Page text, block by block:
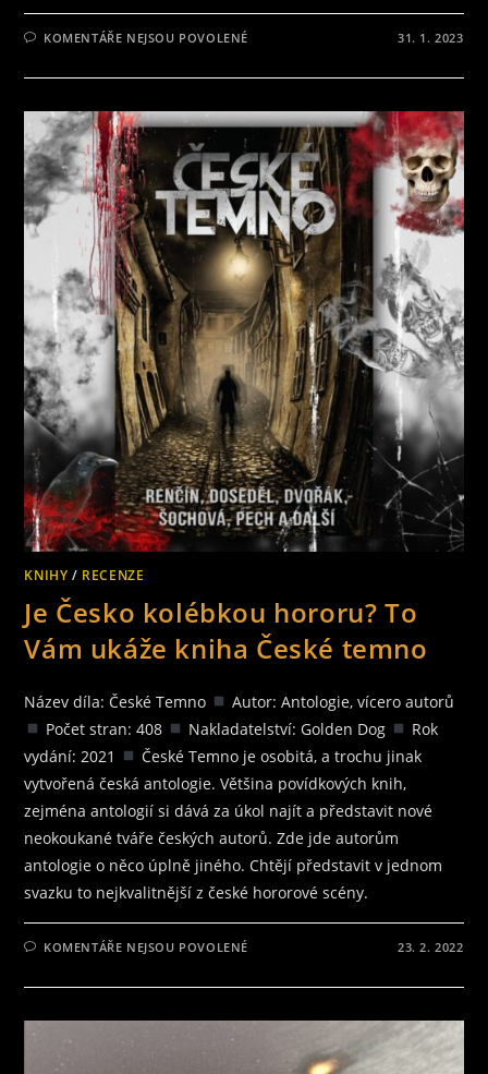
KOMENTÁŘE NEJSOU POVOLENÉ
NÁZVEM
NA
ANTOLOGII
RŮŽOVÁ
APOKALYPSA
Z
NAKLADATELSTVÍ
CANC
31. 1. 2023
KNIHY / RECENZE
Je Česko kolébkou hororu? To
Vám ukáže kniha České temno
Název díla: České Temno
Autor: Antologie, vícero autorů
Počet stran: 408
Nakladatelství: Golden Dog
Rok
vydání: 2021
České Temno je osobitá, a trochu jinak
vytvořená česká antologie. Většina povídkových knih,
zejména antologií si dává za úkol najít a představit nové
neokoukané tváře českých autorů. Zde jde autorům
antologie o něco úplně jiného. Chtějí představit v jednom
svazku to nejkvalitnější z české hororové scény.
KOMENTÁŘE NEJSOU POVOLENÉ
NÁZVEM
ČESKO
23. 2. 2022